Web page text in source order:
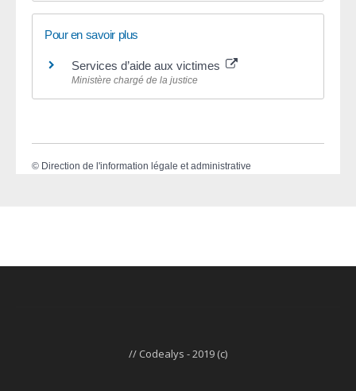
Pour en savoir plus
Services d’aide aux victimes
Ministère chargé de la justice
© Direction de l'information légale et administrative
// Codealys - 2019 (c)